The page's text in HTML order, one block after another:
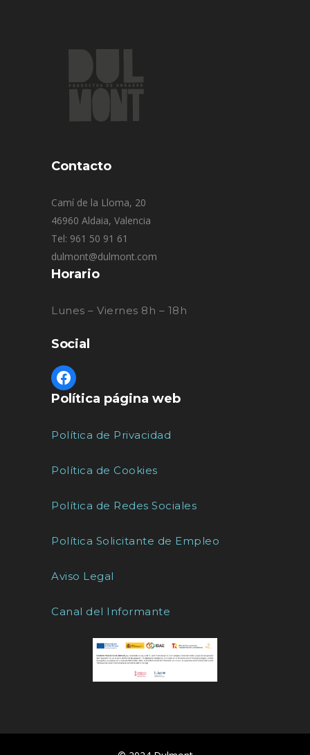
Contacto
Camí de la Lloma, 20
46960 Aldaia, Valencia
Tel: 961 50 91 61
dulmont@dulmont.com
Horario
Lunes – Viernes 8h – 18h
Social
Política página web
Política de Privacidad
Política de Cookies
Política de Redes Sociales
Política Solicitante de Empleo
Aviso Legal
Canal del Informante